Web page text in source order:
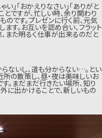
」「おかえりなさい」「ありがと
とですが、忙しい時、余り関わり
です。プレゼンに行く前、元気
す。お互いを認め合い、フラット
また明るく仕事が出来るのだと
ないし、道も分からない…。とい
の散策し、昼・夜は美味しいお
。まだまだ行きたい場所、知り
に出かけることで、新しいもの